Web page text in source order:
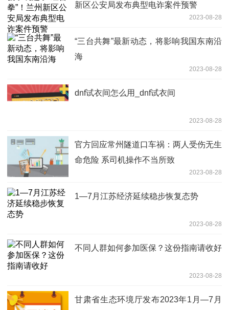
新区公安局发布典型电诈案件预警
2023-08-28
“三台共舞”最新动态，将影响我国东南沿
海
2023-08-28
dnf试衣间怎么用_dnf试衣间
2023-08-28
官方回应常州隧道口车祸：两人受伤无生
命危险 系司机操作不当所致
2023-08-28
1—7月江苏经济延续稳步恢复态势
2023-08-28
不同人群如何参加医保？这份指南请收好
2023-08-28
甘肃省生态环境厅发布2023年1月—7月